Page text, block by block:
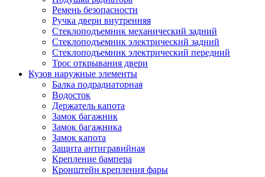
Ремень безопасности
Ручка двери внутренняя
Стеклоподъемник механический задний
Стеклоподъемник электрический задний
Стеклоподъемник электрический передний
Трос открывания двери
Кузов наружные элементы
Балка подрадиаторная
Водосток
Держатель капота
Замок багажник
Замок багажника
Замок капота
Защита антигравийная
Крепление бампера
Кронштейн крепления фары